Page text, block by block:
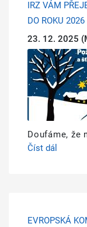
IRZ VÁM
DO ROKU 2026
23. 12. 2025
Obrázek
Doufáme, že
Číst dál
EVROPSKÁ